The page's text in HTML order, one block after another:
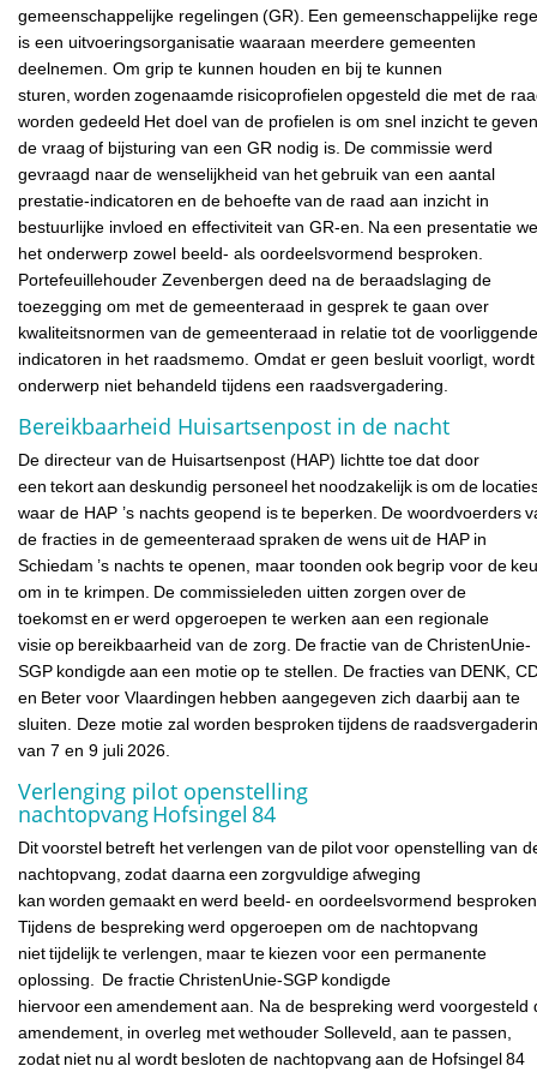
gemeenschappelijke regelingen (GR). Een gemeenschappelijke
is een uitvoeringsorganisatie waaraan meerdere gemeenten
deelnemen. Om grip te kunnen houden en bij te kunnen
sturen, worden zogenaamde risicoprofielen opgesteld die met de
worden gedeeld Het doel van de profielen is om snel inzicht te
de vraag of bijsturing van een GR nodig is. De commissie werd
gevraagd naar de wenselijkheid van het gebruik van een aantal
prestatie-indicatoren en de behoefte van de raad aan inzicht in
bestuurlijke invloed en effectiviteit van GR-en. Na een presentatie
het onderwerp zowel beeld- als oordeelsvormend besproken.
Portefeuillehouder Zevenbergen deed na de beraadslaging de
toezegging om met de gemeenteraad in gesprek te gaan over
kwaliteitsnormen van de gemeenteraad in relatie tot de voorliggende
indicatoren in het raadsmemo. Omdat er geen besluit voorligt,
onderwerp niet behandeld tijdens een raadsvergadering.
Bereikbaarheid Huisartsenpost in de nacht
De directeur van de Huisartsenpost (HAP) lichtte toe dat door
een tekort aan deskundig personeel het noodzakelijk is om de
waar de HAP ’s nachts geopend is te beperken. De woordvoerders
de fracties in de gemeenteraad spraken de wens uit de HAP in
Schiedam ’s nachts te openen, maar toonden ook begrip voor de
om in te krimpen. De commissieleden uitten zorgen over de
toekomst en er werd opgeroepen te werken aan een regionale
visie op bereikbaarheid van de zorg. De fractie van de ChristenUnie-
SGP kondigde aan een motie op te stellen. De fracties van DENK,
en Beter voor Vlaardingen hebben aangegeven zich daarbij aan te
sluiten. Deze motie zal worden besproken tijdens de
van 7 en 9 juli 2026.
Verlenging pilot openstelling
nachtopvang Hofsingel 84
Dit voorstel betreft het verlengen van de pilot voor openstelling van
nachtopvang, zodat daarna een zorgvuldige afweging
kan worden gemaakt en werd beeld- en oordeelsvormend
Tijdens de bespreking werd opgeroepen om de nachtopvang
niet tijdelijk te verlengen, maar te kiezen voor een permanente
oplossing. De fractie ChristenUnie-SGP kondigde
hiervoor een amendement aan. Na de bespreking werd voorgesteld
amendement, in overleg met wethouder Solleveld, aan te passen,
zodat niet nu al wordt besloten de nachtopvang aan de Hofsingel 84